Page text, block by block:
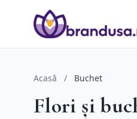
Acasă / Buchet
Flori și